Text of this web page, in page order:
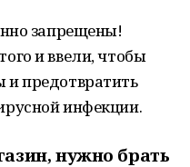
запрещены!
и ввели, чтобы
предотвратить
инфекции.
нужно брать